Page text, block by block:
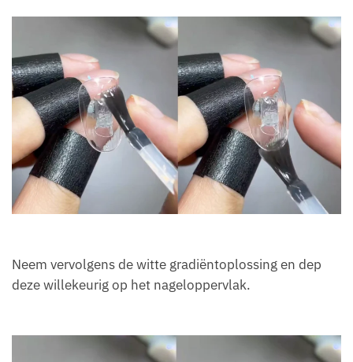
Neem vervolgens de witte gradiëntoplossing en dep
deze willekeurig op het nageloppervlak.